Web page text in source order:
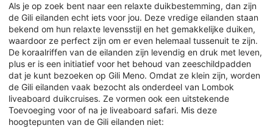
Als je op zoek bent naar een relaxte duikbestemming, dan zijn
de Gili eilanden echt iets voor jou. Deze vredige eilanden staan
bekend om hun relaxte levensstijl en het gemakkelijke duiken,
waardoor ze perfect zijn om er even helemaal tussenuit te zijn.
De koraalriffen van de eilanden zijn levendig en druk met leven,
plus er is een initiatief voor het behoud van zeeschildpadden
dat je kunt bezoeken op Gili Meno. Omdat ze klein zijn, worden
de Gili eilanden vaak bezocht als onderdeel van Lombok
liveaboard duikcruises. Ze vormen ook een uitstekende
Toevoeging voor of na je liveaboard safari. Mis deze
hoogtepunten van de Gili eilanden niet: